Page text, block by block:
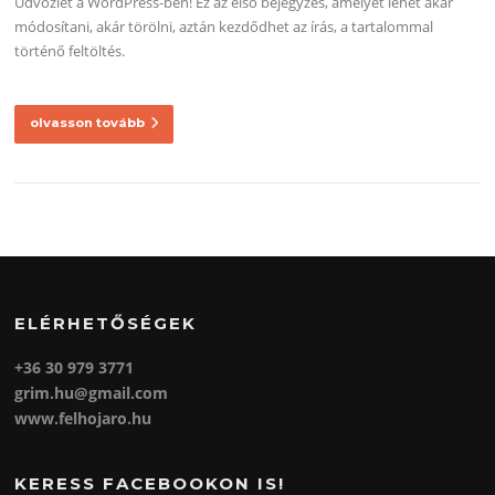
módosítani, akár törölni, aztán kezdődhet az írás, a tartalommal
történő feltöltés.
olvasson tovább
ELÉRHETŐSÉGEK
+36 30 979 3771
grim.hu@gmail.com
www.felhojaro.hu
KERESS FACEBOOKON IS!